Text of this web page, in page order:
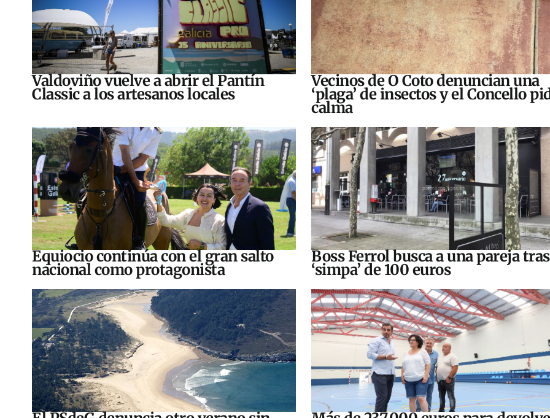
Valdoviño vuelve a abrir el Pantín
Classic a los artesanos locales
Vecinos de O Coto denuncian una
‘plaga’ de insectos y el Concello
calma
Equiocio continúa con el gran salto
nacional como protagonista
Boss Ferrol busca a una pareja
‘simpa’ de 100 euros